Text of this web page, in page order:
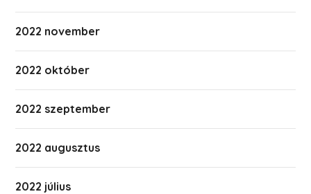
2022 november
2022 október
2022 szeptember
2022 augusztus
2022 július